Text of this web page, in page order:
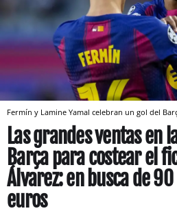
Fermín y Lamine Yamal celebran un gol del
Las grandes ventas en
Barça para costear el
Álvarez: en busca de
euros